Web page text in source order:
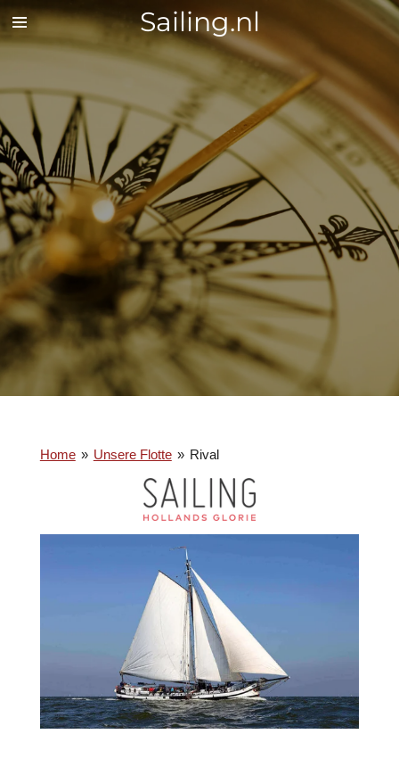
Zum
Sailing.nl
Home » Unsere Flotte » Rival